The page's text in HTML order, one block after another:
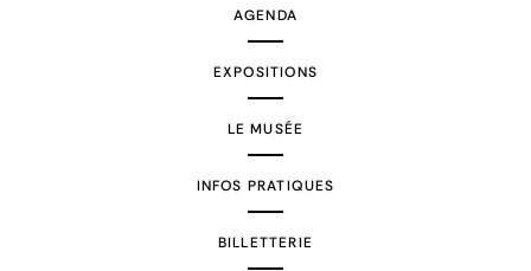
AGENDA
EXPOSITIONS
LE MUSÉE
INFOS PRATIQUES
BILLETTERIE